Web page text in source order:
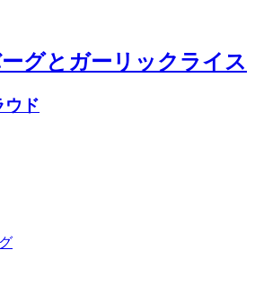
グとガーリックライス
ウド